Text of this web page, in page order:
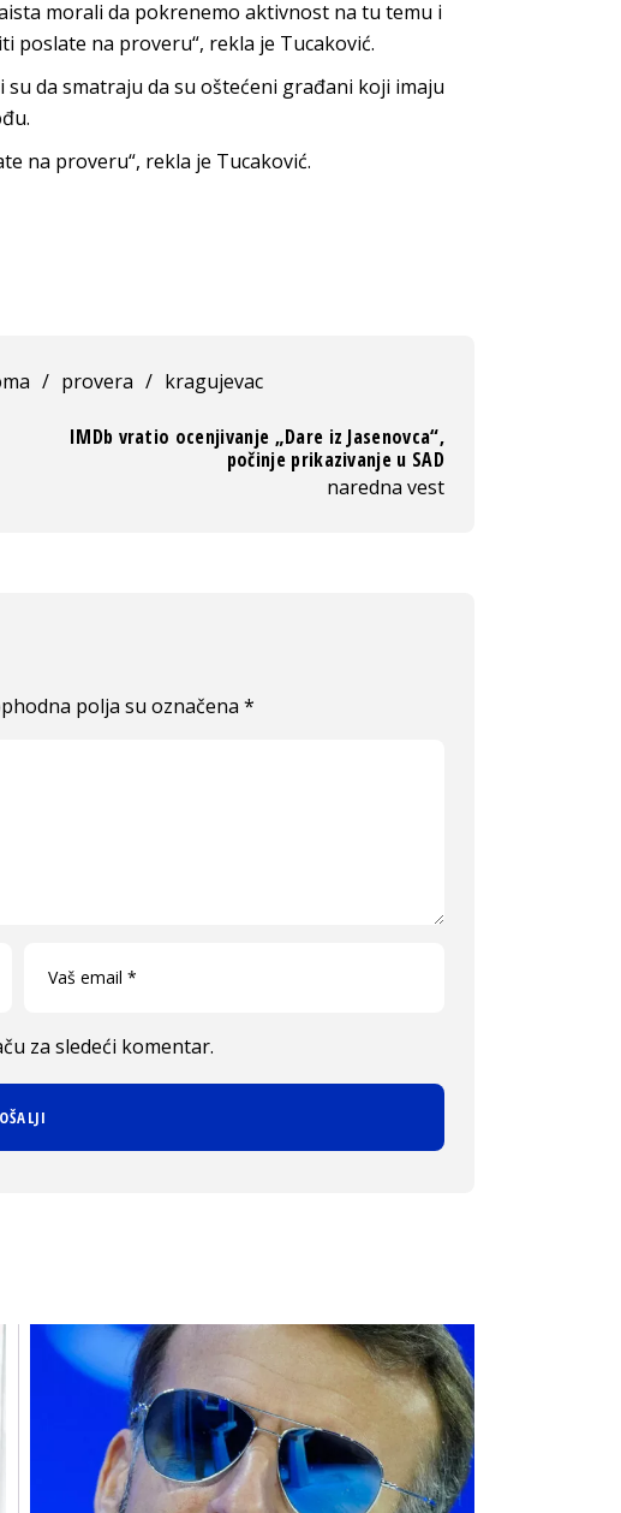
morali da pokrenemo aktivnost na tu temu i
poslate na proveru“, rekla je Tucaković.
da smatraju da su oštećeni građani koji imaju
na proveru“, rekla je Tucaković.
/ provera / kragujevac
IMDb vratio ocenjivanje „Dare iz Jasenovca“,
počinje prikazivanje u SAD
naredna vest
polja su označena *
za sledeći komentar.